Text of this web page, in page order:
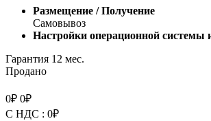
Размещение / Получение
Самовывоз
Настройки операционной системы
Гарантия 12 мес.
Продано
0₽ 0₽
С НДС : 0₽